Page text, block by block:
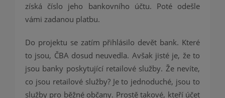
získá číslo jeho bankovního účtu. Poté odešle
vámi zadanou platbu.
Do projektu se zatím přihlásilo devět bank. Které
to jsou, ČBA dosud neuvedla. Avšak jisté je, že to
jsou banky poskytující retailové služby. Že nevíte,
co jsou retailové služby? Je to jednoduché, jsou to
služby pro běžné občany. Prostě takové, kteří účet